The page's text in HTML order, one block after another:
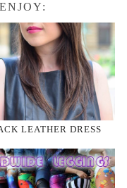
LEATHER DRESS